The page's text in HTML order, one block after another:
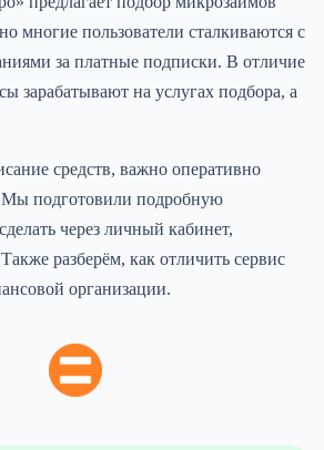
многие пользователи сталкиваются с
за платные подписки. В отличие
зарабатывают на услугах подбора, а
средств, важно оперативно
Мы подготовили подробную
через личный кабинет,
разберём, как отличить сервис
организации.